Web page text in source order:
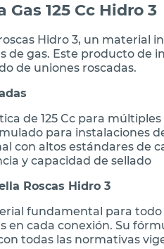
Gas 125 Cc Hidro 3
Hidro 3, un material
de gas. Este producto de
de uniones roscadas.
de 125 Cc para
para instalaciones
con altos estándares de
y capacidad de sellado
Roscas Hidro 3
fundamental para
en cada conexión. Su
todas las normativas